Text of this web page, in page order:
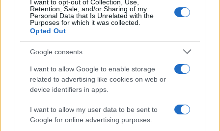
I want to opt-out of Collection, Use,
Retention, Sale, and/or Sharing of my
Personal Data that Is Unrelated with the
Purposes for which it was collected.
Opted Out
Google consents
I want to allow Google to enable storage
related to advertising like cookies on web or
device identifiers in apps.
I want to allow my user data to be sent to
Google for online advertising purposes.